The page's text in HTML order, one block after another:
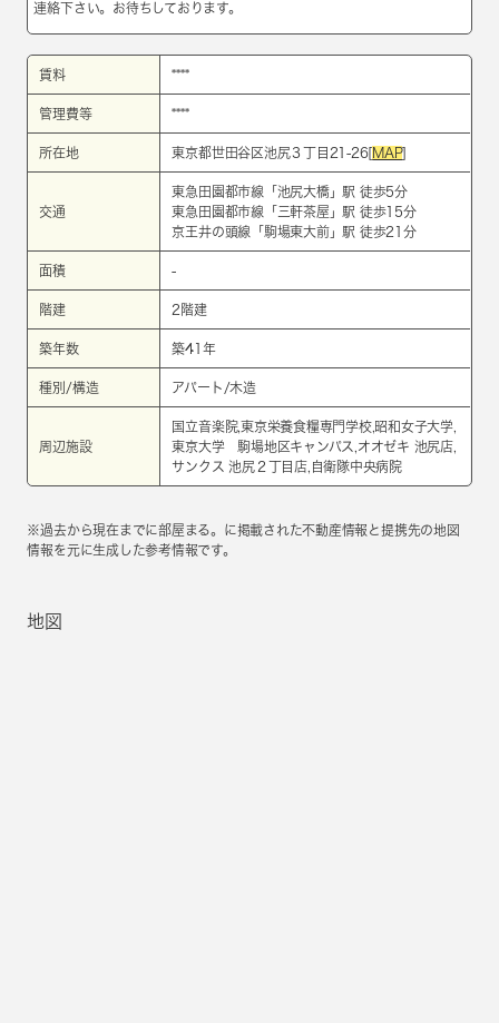
連絡下さい。お待ちしております。
賃料 ****
管理費等 ****
所在地 東京都世田谷区池尻３丁目21-26[MAP]
交通
東急田園都市線 「 池尻大橋」駅 徒歩5分
東急田園都市線 「 三軒茶屋 」駅 徒歩15分
京王井の頭線 「 駒場東大前」駅 徒歩21分
面積 -
階建 2階建
築年数 築41年
種別/構造 アパート/木造
周辺施設
国立音楽院,東京栄養食糧専門学校,昭和女子大学,
東京大学 駒場地区キャンパス,オオゼキ 池尻店,
サンクス 池尻２丁目店,自衛隊中央病院
※過去から現在までに部屋まる。に掲載された不動産情報と提携先の地図
情報を元に生成した参考情報です。
地図